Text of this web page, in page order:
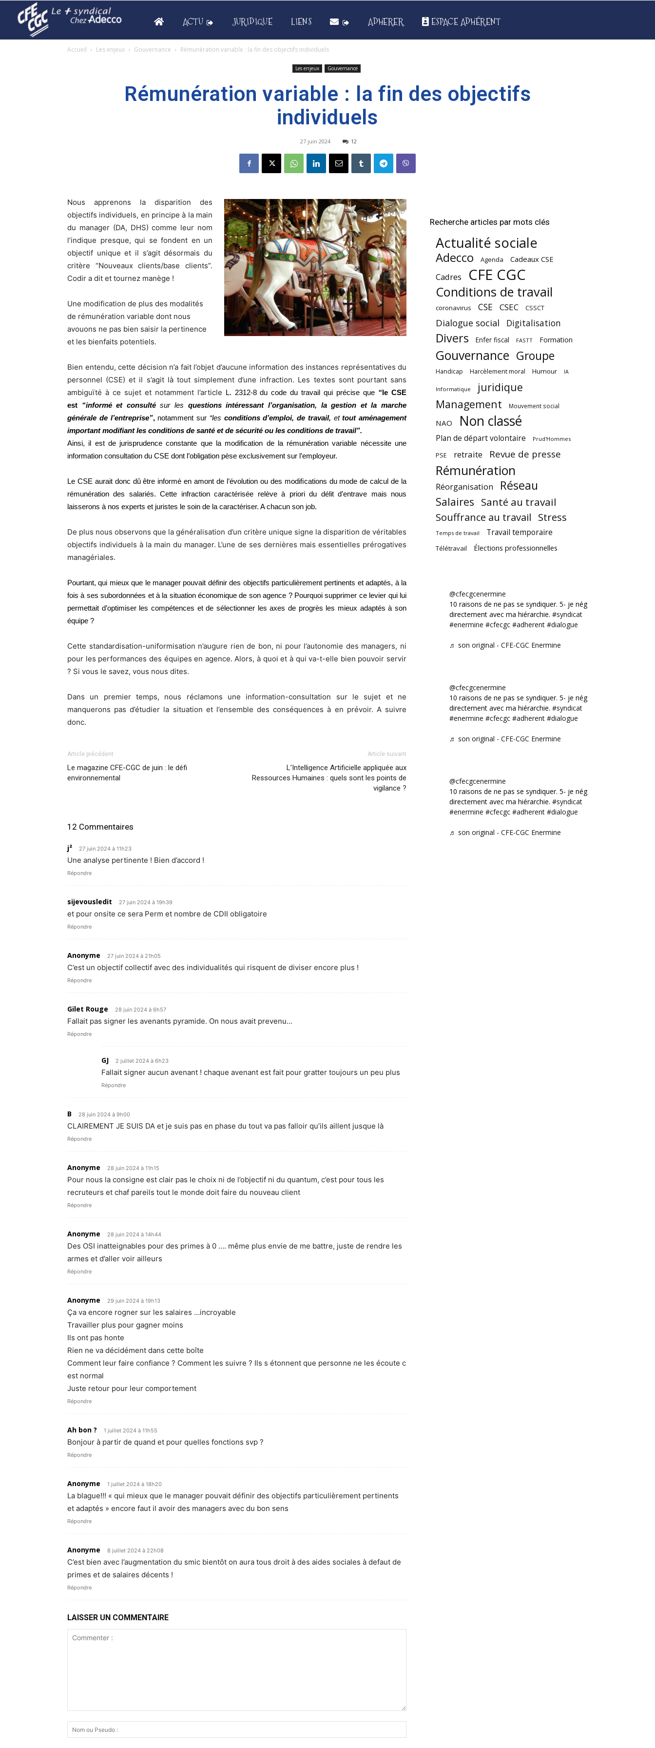
ACTU JURIDIQUE LIENS ADHERER ESPACE ADHÉRENT
Accueil Les enjeux Gouvernance Rémunération variable : la fin des objectifs individuels
Les enjeux Gouvernance
Rémunération variable : la fin des objectifs
individuels
27 juin 2024 12
Nous apprenons la disparition des
objectifs individuels, en principe à la main
du manager (DA, DHS) comme leur nom
l’indique presque, qui se fondent en un
objectif unique et il s’agit désormais du
critère “Nouveaux clients/base clients”.
Codir a dit et tournez manège !
Une modification de plus des modalités
de rémunération variable dont nous
avouons ne pas bien saisir la pertinence
et les bienfaits potentiels.
Bien entendu, cette décision n’a fait l’objet d’aucune information des instances représentatives du
personnel (CSE) et il s’agit là tout simplement d’une infraction. Les textes sont pourtant sans
ambiguïté à ce sujet et notamment l’article L. 2312-8 du code du travail qui précise que “le CSE
est “informé et consultésur les questions intéressant l’organisation, la gestion et la marche
générale de l’entreprise”,notamment sur “les conditions d’emploi, de travail, et tout aménagement
important modifiant les conditions de santé et de sécurité ou les conditions de travail”.
Ainsi, il est de jurisprudence constante que la modification de la rémunération variable nécessite une
information consultation du CSE dont l’obligation pèse exclusivement sur l’employeur.
Le CSE aurait donc dû être informé en amont de l’évolution ou des modiﬁcations du mode de calcul de la
rémunération des salariés. Cette infraction caractérisée relève à priori du délit d’entrave mais nous
laisserons à nos experts et juristes le soin de la caractériser. A chacun son job.
De plus nous observons que la généralisation d’un critère unique signe la disparition de véritables
objectifs individuels à la main du manager. L’une de ses dernières mais essentielles prérogatives
managériales.
Pourtant, qui mieux que le manager pouvait définir des objectifs particulièrement pertinents et adaptés, à la
fois à ses subordonnées et à la situation économique de son agence ? Pourquoi supprimer ce levier qui lui
permettait d’optimiser les compétences et de sélectionner les axes de progrès les mieux adaptés à son
équipe ?
Cette standardisation-uniformisation n’augure rien de bon, ni pour l’autonomie des managers, ni
pour les performances des équipes en agence. Alors, à quoi et à qui va-t-elle bien pouvoir servir
? Si vous le savez, vous nous dites.
Dans un premier temps, nous réclamons une information-consultation sur le sujet et ne
manquerons pas d’étudier la situation et l’ensemble des conséquences à en prévoir. A suivre
donc.
Article précédent
Le magazine CFE-CGC de juin : le défi
environnemental
Article suivant
L’Intelligence Artificielle appliquée aux
Ressources Humaines : quels sont les points de
vigilance ?
12 Commentaires
j² 27 juin 2024 à 11h23
Une analyse pertinente ! Bien d’accord !
Répondre
sijevousledit 27 juin 2024 à 19h39
et pour onsite ce sera Perm et nombre de CDII obligatoire
Répondre
Anonyme 27 juin 2024 à 21h05
C’est un objectif collectif avec des individualités qui risquent de diviser encore plus !
Répondre
Gilet Rouge 28 juin 2024 à 6h57
Fallait pas signer les avenants pyramide. On nous avait prevenu…
Répondre
GJ 2 juillet 2024 à 6h23
Fallait signer aucun avenant ! chaque avenant est fait pour gratter toujours un peu plus
Répondre
B 28 juin 2024 à 9h00
CLAIREMENT JE SUIS DA et je suis pas en phase du tout va pas falloir qu’ils aillent jusque là
Répondre
Anonyme 28 juin 2024 à 11h15
Pour nous la consigne est clair pas le choix ni de l’objectif ni du quantum, c’est pour tous les
recruteurs et chaf pareils tout le monde doit faire du nouveau client
Répondre
Anonyme 28 juin 2024 à 14h44
Des OSI inatteignables pour des primes à 0 …. même plus envie de me battre, juste de rendre les
armes et d’aller voir ailleurs
Répondre
Anonyme 29 juin 2024 à 19h13
Ça va encore rogner sur les salaires …incroyable
Travailler plus pour gagner moins
Ils ont pas honte
Rien ne va décidément dans cette boîte
Comment leur faire confiance ? Comment les suivre ? Ils s étonnent que personne ne les écoute c
est normal
Juste retour pour leur comportement
Répondre
Ah bon ? 1 juillet 2024 à 11h55
Bonjour à partir de quand et pour quelles fonctions svp ?
Répondre
Anonyme 1 juillet 2024 à 18h20
La blague!!! « qui mieux que le manager pouvait définir des objectifs particulièrement pertinents
et adaptés » encore faut il avoir des managers avec du bon sens
Répondre
Anonyme 8 juillet 2024 à 22h08
C’est bien avec l’augmentation du smic bientôt on aura tous droit à des aides sociales à defaut de
primes et de salaires décents !
Répondre
LAISSER UN COMMENTAIRE
Recherche articles par mots clés
Actualité sociale
Adecco Agenda Cadeaux CSE
Cadres CFE CGC
Conditions de travail
coronavirus CSE CSEC CSSCT
Dialogue social Digitalisation
Divers Enfer fiscal FASTT Formation
Gouvernance Groupe
Handicap Harcèlement moral Humour IA
Informatique
juridique
Management
Mouvement social
NAO Non classé
Plan de départ volontaire Prud'Hommes
PSE retraite Revue de presse
Rémunération
Réorganisation Réseau
Salaires Santé au travail
Souffrance au travail Stress
Temps de travail Travail temporaire
Télétravail Élections professionnelles
@cfecgcenermine
10 raisons de ne pas se syndiquer. 5- je négocie
directement avec ma hiérarchie. #syndicat
#enermine #cfecgc #adherent #dialogue
♬ son original - CFE-CGC Enermine
@cfecgcenermine
10 raisons de ne pas se syndiquer. 5- je négocie
directement avec ma hiérarchie. #syndicat
#enermine #cfecgc #adherent #dialogue
♬ son original - CFE-CGC Enermine
@cfecgcenermine
10 raisons de ne pas se syndiquer. 5- je négocie
directement avec ma hiérarchie. #syndicat
#enermine #cfecgc #adherent #dialogue
♬ son original - CFE-CGC Enermine